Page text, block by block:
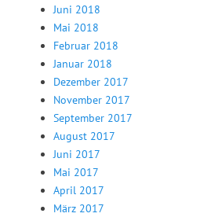
Juni 2018
Mai 2018
Februar 2018
Januar 2018
Dezember 2017
November 2017
September 2017
August 2017
Juni 2017
Mai 2017
April 2017
März 2017